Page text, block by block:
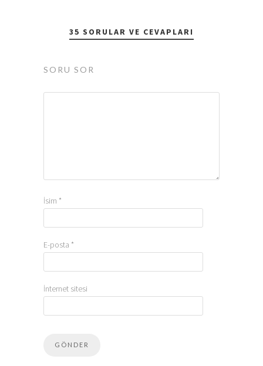
35 SORULAR VE CEVAPLARI
SORU SOR
İsim *
E-posta *
İnternet sitesi